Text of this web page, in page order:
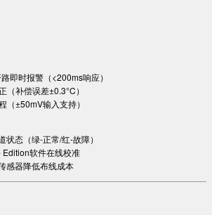
即时报警（<200ms响应）
（补偿误差±0.3°C）
（±50mV输入支持）
态（绿-正常/红-故障）
软件在线校准
感器降低布线成本